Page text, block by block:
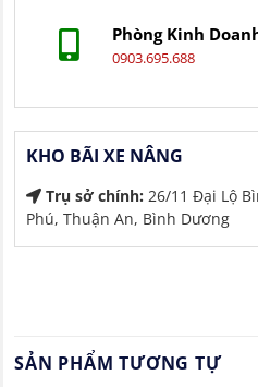
Phòng Kinh
0903.695.688
KHO BÃI XE NÂNG
Trụ sở chính: 26/11 Đại Lộ
Phú, Thuận An, Bình Dương
SẢN PHẨM TƯƠNG TỰ